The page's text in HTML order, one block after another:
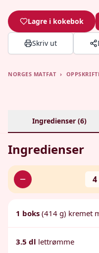
Lagre i kokebok
Skriv ut
NORGES MATFAT ›
Ingredienser (6)
Ingredienser
4
1 boks (414 g) kremet
3.5 dl lettrømme